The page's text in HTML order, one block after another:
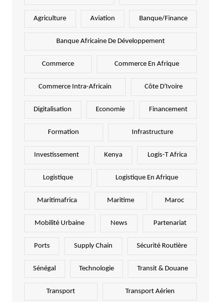
Agriculture Aviation Banque/Finance
Banque Africaine De Développement
Commerce Commerce En Afrique
Commerce Intra-Africain Côte D'Ivoire
Digitalisation Economie Financement
Formation Infrastructure
Investissement Kenya Logis-T Africa
Logistique Logistique En Afrique
Maritimafrica Maritime Maroc
Mobilité Urbaine News Partenariat
Ports Supply Chain Sécurité Routière
Sénégal Technologie Transit & Douane
Transport Transport Aérien